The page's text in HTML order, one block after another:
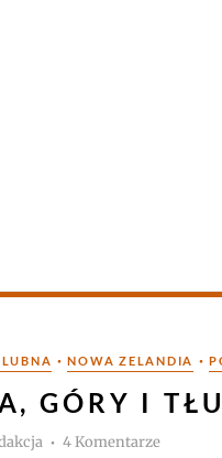
• NOWA ZELANDIA •
GÓRY I
4 Komentarzedo